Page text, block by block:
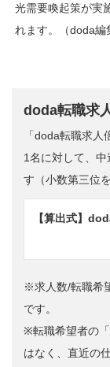
光需要喚起策が実
れます。（doda編
doda転職求
「doda転職求
1名に対して、
す（小数第三位
【算出式】
※求人数/転職希
です。
※転職希望者の
はなく、直近の